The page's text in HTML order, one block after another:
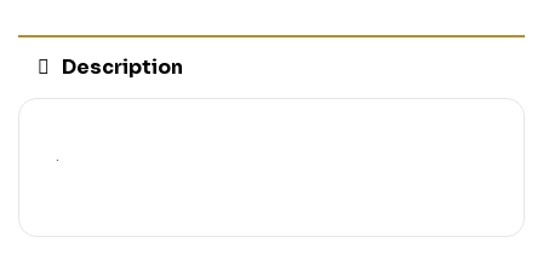
Description
.